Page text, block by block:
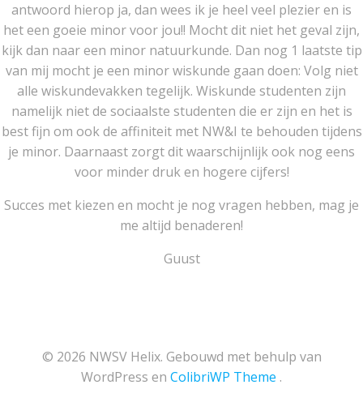
antwoord hierop ja, dan wees ik je heel veel plezier en is
het een goeie minor voor jou!! Mocht dit niet het geval zijn,
kijk dan naar een minor natuurkunde. Dan nog 1 laatste tip
van mij mocht je een minor wiskunde gaan doen: Volg niet
alle wiskundevakken tegelijk. Wiskunde studenten zijn
namelijk niet de sociaalste studenten die er zijn en het is
best fijn om ook de affiniteit met NW&I te behouden tijdens
je minor. Daarnaast zorgt dit waarschijnlijk ook nog eens
voor minder druk en hogere cijfers!
Succes met kiezen en mocht je nog vragen hebben, mag je
me altijd benaderen!
Guust
© 2026 NWSV Helix. Gebouwd met behulp van
WordPress en ColibriWP Theme .